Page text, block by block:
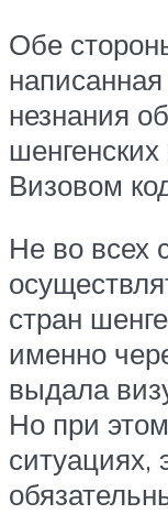
Обе
незнания
Визовом
Не во всех
стран
именно
выдала
Но при
ситуациях,